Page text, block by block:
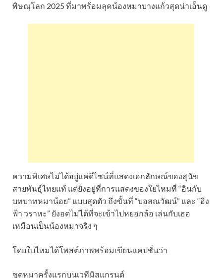
พิษณุโลก 2025 ที่มาพร้อมลุคน้องหมาบางแก้วสุดน่าเอ็นดู
ความพิเศษไม่ได้อยู่แค่ดีไซน์ที่แสดงเอกลักษณ์ของสุนัข
สายพันธุ์ไทยแท้ แต่ยังอยู่ที่การแสดงของใยไหมที่ “อินกับ
บทบาทหมาน้อย” แบบสุดตัว ถึงขั้นที่ “บอสณวัฒน์” และ “อิง
ฟ้า วราหะ” ยังอดไม่ได้ที่จะเข้าไปหยอกล้อ เล่นกับเธอ
เหมือนเป็นน้องหมาจริง ๆ
โดยใบไหมได้โพสต์ภาพพร้อมเขียนเเคปชั่นว่า
ชุดหมาครั้งแรกบนเวทีมิสแกรนด์